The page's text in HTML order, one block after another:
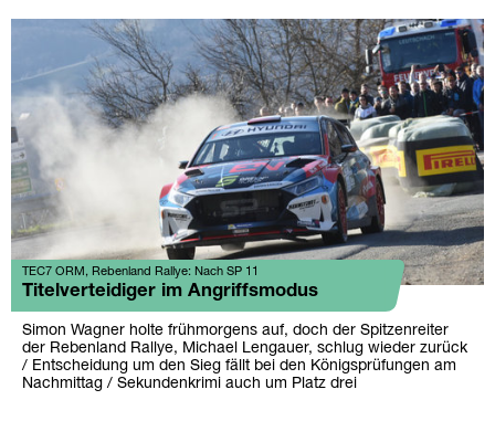
TEC7 ORM, Rebenland Rallye: Nach SP 11
Titelverteidiger im Angriffsmodus
Simon Wagner holte frühmorgens auf, doch der Spitzenreiter
der Rebenland Rallye, Michael Lengauer, schlug wieder zurück
/ Entscheidung um den Sieg fällt bei den Königsprüfungen am
Nachmittag / Sekundenkrimi auch um Platz drei